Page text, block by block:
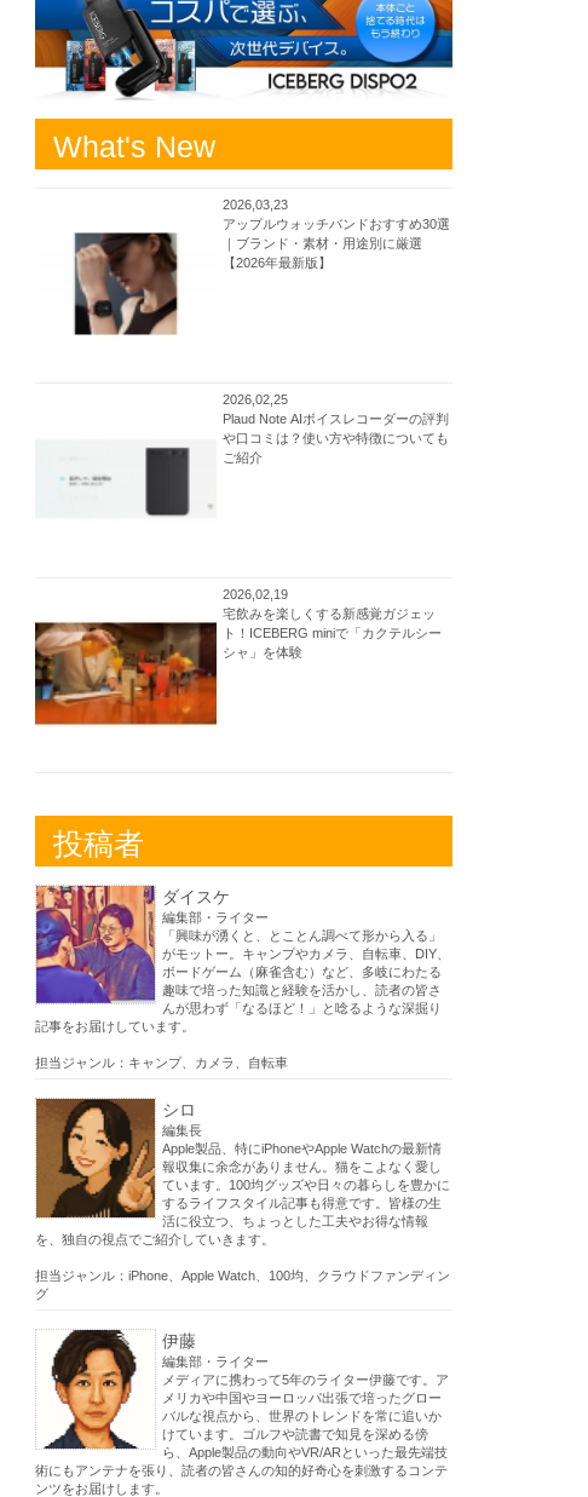
What's New
2026,03,23
アップルウォッチバンドおすすめ30選
｜ブランド・素材・用途別に厳選
【2026年最新版】
2026,02,25
Plaud Note AIボイスレコーダーの評判
や口コミは？使い方や特徴についても
ご紹介
2026,02,19
宅飲みを楽しくする新感覚ガジェッ
ト！ICEBERG miniで「カクテルシー
シャ」を体験
投稿者
ダイスケ
編集部・ライター
「興味が湧くと、とことん調べて形から入る」
がモットー。キャンプやカメラ、自転車、DIY、
ボードゲーム（麻雀含む）など、多岐にわたる
趣味で培った知識と経験を活かし、読者の皆さ
んが思わず「なるほど！」と唸るような深掘り
記事をお届けしています。
担当ジャンル：キャンプ、カメラ、自転車
シロ
編集長
Apple製品、特にiPhoneやApple Watchの最新情
報収集に余念がありません。猫をこよなく愛し
ています。100均グッズや日々の暮らしを豊かに
するライフスタイル記事も得意です。皆様の生
活に役立つ、ちょっとした工夫やお得な情報
を、独自の視点でご紹介していきます。
担当ジャンル：iPhone、Apple Watch、100均、クラウドファンディン
グ
伊藤
編集部・ライター
メディアに携わって5年のライター伊藤です。ア
メリカや中国やヨーロッパ出張で培ったグロー
バルな視点から、世界のトレンドを常に追いか
けています。ゴルフや読書で知見を深める傍
ら、Apple製品の動向やVR/ARといった最先端技
術にもアンテナを張り、読者の皆さんの知的好奇心を刺激するコンテ
ンツをお届けします。